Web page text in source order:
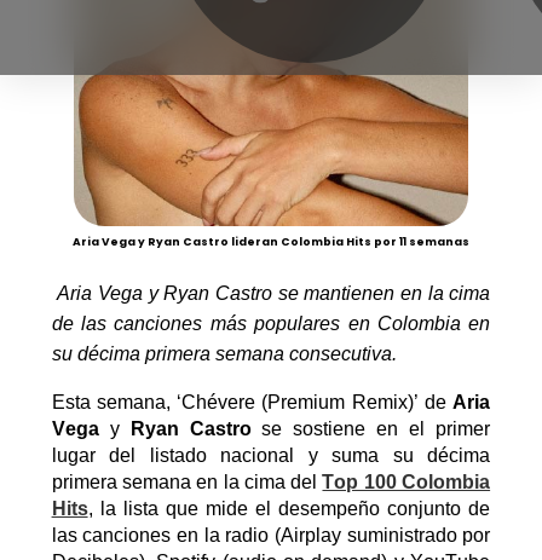
Aria Vega y Ryan Castro lideran Colombia Hits por 11 semanas
Aria Vega y Ryan Castro se mantienen en la cima
de las canciones más populares en Colombia en
su décima primera semana consecutiva.
Esta semana, ‘Chévere (Premium Remix)’ deAria
Vega yRyan Castrose sostiene en el primer
lugar del listado nacional y suma sudécima
primera semana en la cima delTop 100 Colombia
Hits, la lista que mide el desempeño conjunto de
las canciones en la radio (Airplay suministrado por